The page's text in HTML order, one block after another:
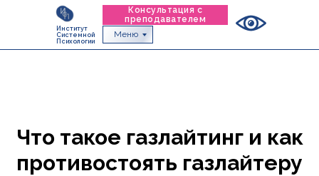
Институт
Системной
Психологии
Консультация с
преподавателем
Меню
Что такое газлайтинг и как
противостоять газлайтеру